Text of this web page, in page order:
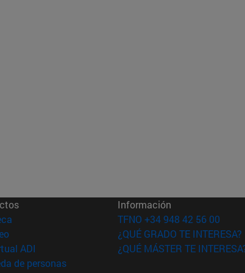
(abre en nueva ventana)
(abre en nueva ventana)
ADI (abre en nueva ventana)
de personas(abre en nueva ventana)
Información
TFNO +34 948 42 56 00
¿QUÉ GRADO TE INTERESA?
¿QUÉ MÁSTER TE